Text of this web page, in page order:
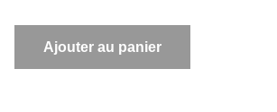
Ajouter au panier